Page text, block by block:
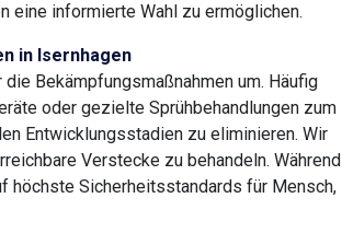
eine informierte Wahl zu ermöglichen.
in Isernhagen
Bekämpfungsmaßnahmen um. Häufig
oder gezielte Sprühbehandlungen zum
Entwicklungsstadien zu eliminieren. Wir
Verstecke zu behandeln. Während
höchste Sicherheitsstandards für Mensch,